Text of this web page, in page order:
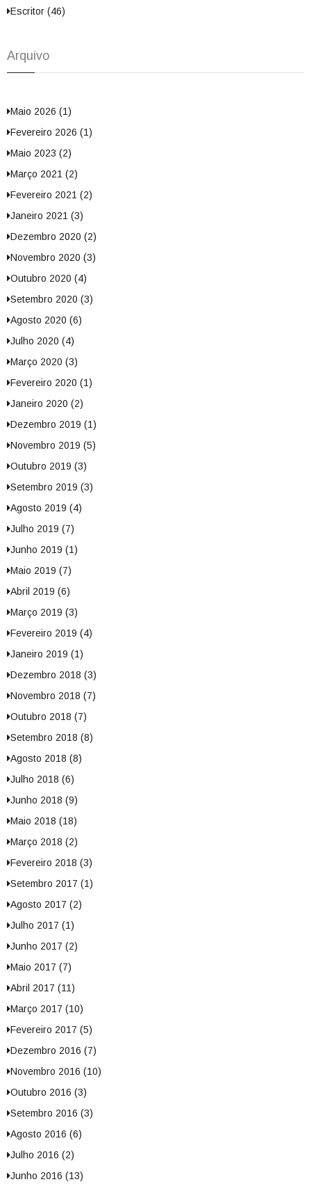
Escritor (46)
Arquivo
Maio 2026 (1)
Fevereiro 2026 (1)
Maio 2023 (2)
Março 2021 (2)
Fevereiro 2021 (2)
Janeiro 2021 (3)
Dezembro 2020 (2)
Novembro 2020 (3)
Outubro 2020 (4)
Setembro 2020 (3)
Agosto 2020 (6)
Julho 2020 (4)
Março 2020 (3)
Fevereiro 2020 (1)
Janeiro 2020 (2)
Dezembro 2019 (1)
Novembro 2019 (5)
Outubro 2019 (3)
Setembro 2019 (3)
Agosto 2019 (4)
Julho 2019 (7)
Junho 2019 (1)
Maio 2019 (7)
Abril 2019 (6)
Março 2019 (3)
Fevereiro 2019 (4)
Janeiro 2019 (1)
Dezembro 2018 (3)
Novembro 2018 (7)
Outubro 2018 (7)
Setembro 2018 (8)
Agosto 2018 (8)
Julho 2018 (6)
Junho 2018 (9)
Maio 2018 (18)
Março 2018 (2)
Fevereiro 2018 (3)
Setembro 2017 (1)
Agosto 2017 (2)
Julho 2017 (1)
Junho 2017 (2)
Maio 2017 (7)
Abril 2017 (11)
Março 2017 (10)
Fevereiro 2017 (5)
Dezembro 2016 (7)
Novembro 2016 (10)
Outubro 2016 (3)
Setembro 2016 (3)
Agosto 2016 (6)
Julho 2016 (2)
Junho 2016 (13)